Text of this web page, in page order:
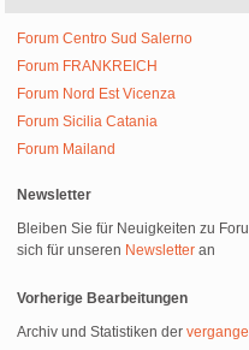
Forum Centro Sud Salerno
Forum FRANKREICH
Forum Nord Est Vicenza
Forum Sicilia Catania
Forum Mailand
Newsletter
Bleiben Sie für Neuigkeiten zu
sich für unseren Newsletter an
Vorherige Bearbeitungen
Archiv und Statistiken der